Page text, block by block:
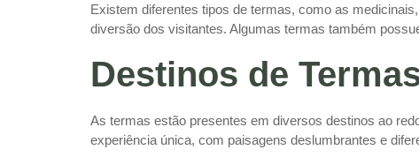
Existem diferentes tipos de termas, como as
diversão dos visitantes. Algumas termas também
Destinos de
As termas estão presentes em diversos destinos ao
experiência única, com paisagens deslumbrantes e